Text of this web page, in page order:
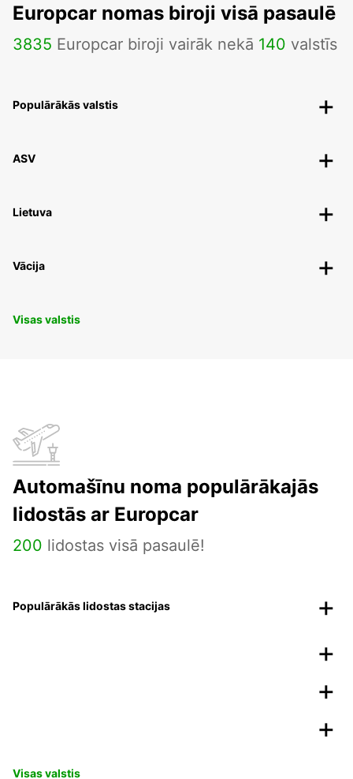
Europcar nomas biroji visā pasaulē
3835 Europcar biroji vairāk nekā 140 valstīs
Populārākās valstis
ASV
Lietuva
Vācija
Visas valstis
Automašīnu noma populārākajās
lidostās ar Europcar
200 lidostas visā pasaulē!
Populārākās lidostas stacijas
Visas valstis